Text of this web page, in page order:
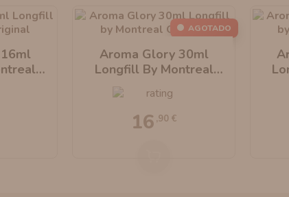
Aroma Glory 30ml
Longfill By Montreal
16 ,90 €
AGOTADO